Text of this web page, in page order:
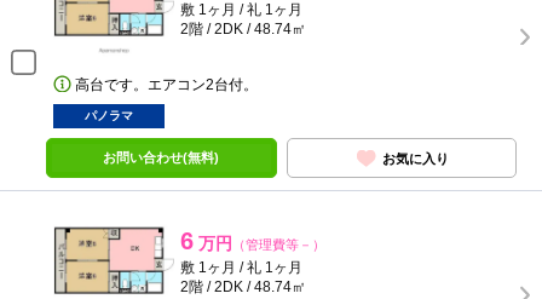
敷 1ヶ月 / 礼 1ヶ月
2階 / 2DK / 48.74㎡
高台です。エアコン2台付。
パノラマ
お問い合わせ(無料) お気に入り
6 万円 （管理費等－）
敷 1ヶ月 / 礼 1ヶ月
2階 / 2DK / 48.74㎡